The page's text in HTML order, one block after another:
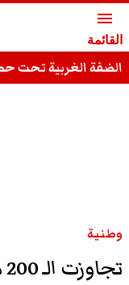
menu
القائمة
الضفة الغربية تحت
وطنية